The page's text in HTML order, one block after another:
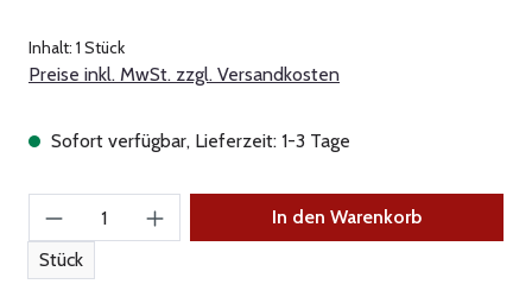
Inhalt: 1 Stück
Preise inkl. MwSt. zzgl. Versandkosten
Sofort verfügbar, Lieferzeit: 1-3 Tage
Produkt Anzahl: Gib den gewünschten Wert
Stück
In den Warenkorb